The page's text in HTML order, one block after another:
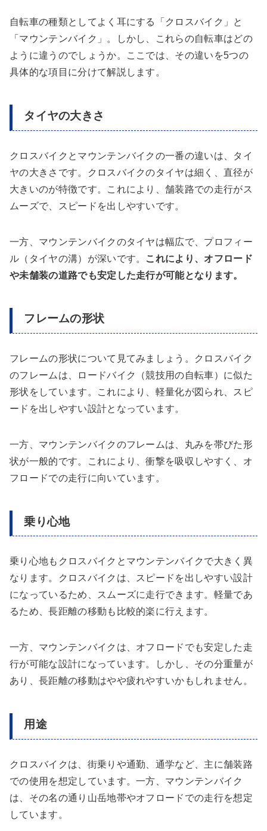
自転車の種類としてよく耳にする「クロスバイク」と
「マウンテンバイク」。しかし、これらの自転車はどの
ように違うのでしょうか。ここでは、その違いを5つの
具体的な項目に分けて解説します。
タイヤの大きさ
クロスバイクとマウンテンバイクの一番の違いは、タイ
ヤの大きさです。クロスバイクのタイヤは細く、直径が
大きいのが特徴です。これにより、舗装路での走行がス
ムーズで、スピードを出しやすいです。
一方、マウンテンバイクのタイヤは幅広で、プロフィー
ル（タイヤの溝）が深いです。 これにより、オフロード
や未舗装の道路でも安定した走行が可能となります。
フレームの形状
フレームの形状について見てみましょう。クロスバイク
のフレームは、ロードバイク（競技用の自転車）に似た
形状をしています。これにより、軽量化が図られ、スピ
ードを出しやすい設計となっています。
一方、マウンテンバイクのフレームは、丸みを帯びた形
状が一般的です。これにより、衝撃を吸収しやすく、オ
フロードでの走行に向いています。
乗り心地
乗り心地もクロスバイクとマウンテンバイクで大きく異
なります。クロスバイクは、スピードを出しやすい設計
になっているため、スムーズに走行できます。軽量であ
るため、長距離の移動も比較的楽に行えます。
一方、マウンテンバイクは、オフロードでも安定した走
行が可能な設計になっています。しかし、その分重量が
あり、長距離の移動はやや疲れやすいかもしれません。
用途
クロスバイクは、街乗りや通勤、通学など、主に舗装路
での使用を想定しています。一方、マウンテンバイク
は、その名の通り山岳地帯やオフロードでの走行を想定
しています。